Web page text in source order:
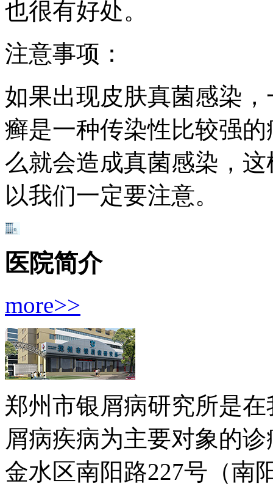
也很有好处。
注意事项：
如果出现皮肤真菌感染
癣是一种传染性比较强
么就会造成真菌感染，
以我们一定要注意。
医院简介
more>>
郑州市银屑病研究所是
屑病疾病为主要对象的诊
金水区南阳路227号（南